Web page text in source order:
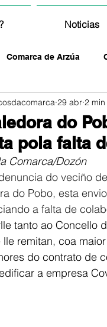
Noticias
Comarca de Arzúa
do
pola falta
29 abr 2
Comarca/Dozón
do veciño
do Pobo, esta
a falta de
tanto ao Concello
lle remitan, coa
do contrato de
a empresa